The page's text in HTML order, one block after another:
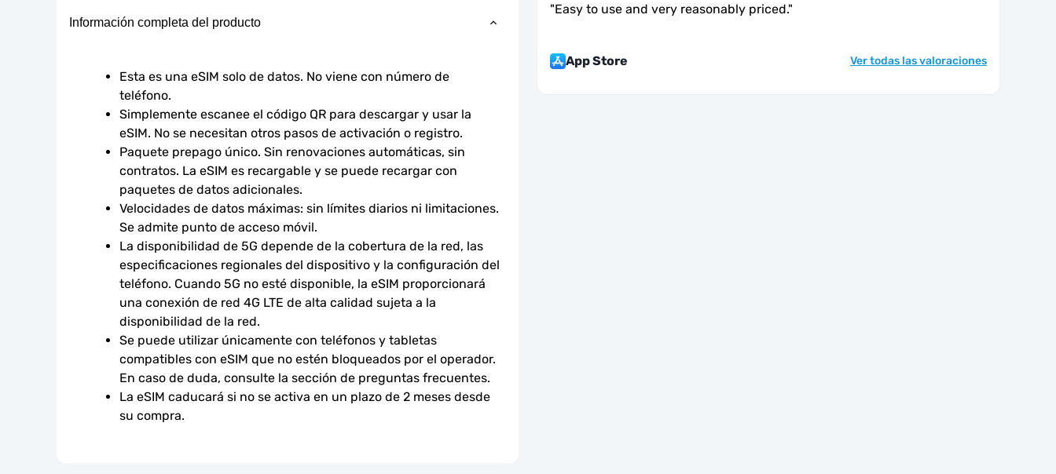
Información completa del producto
Esta es una eSIM solo de datos. No viene con número de
teléfono.
Simplemente escanee el código QR para descargar y usar la
eSIM. No se necesitan otros pasos de activación o registro.
Paquete prepago único. Sin renovaciones automáticas, sin
contratos. La eSIM es recargable y se puede recargar con
paquetes de datos adicionales.
Velocidades de datos máximas: sin límites diarios ni limitaciones.
Se admite punto de acceso móvil.
La disponibilidad de 5G depende de la cobertura de la red, las
especificaciones regionales del dispositivo y la configuración del
teléfono. Cuando 5G no esté disponible, la eSIM proporcionará
una conexión de red 4G LTE de alta calidad sujeta a la
disponibilidad de la red.
Se puede utilizar únicamente con teléfonos y tabletas
compatibles con eSIM que no estén bloqueados por el operador.
En caso de duda, consulte la sección de preguntas frecuentes.
La eSIM caducará si no se activa en un plazo de 2 meses desde
su compra.
"Easy to use and very reasonably priced."
App Store Ver todas las valoraciones